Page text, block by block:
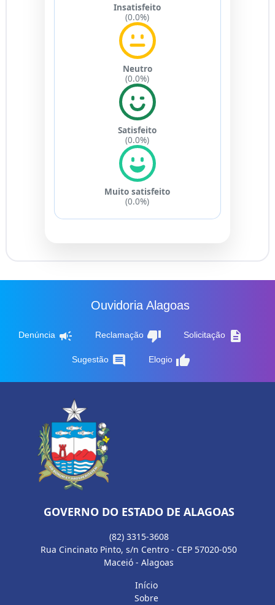
Insatisfeito
(0.0%)
Neutro
(0.0%)
Satisfeito
(0.0%)
Muito satisfeito
(0.0%)
Ouvidoria Alagoas
Denúncia campaign Reclamação thumb_down Solicitação description
Sugestão comment Elogio thumb_up
GOVERNO DO ESTADO DE ALAGOAS
(82) 3315-3608
Rua Cincinato Pinto, s/n Centro - CEP 57020-050
Maceió - Alagoas
Início
Sobre